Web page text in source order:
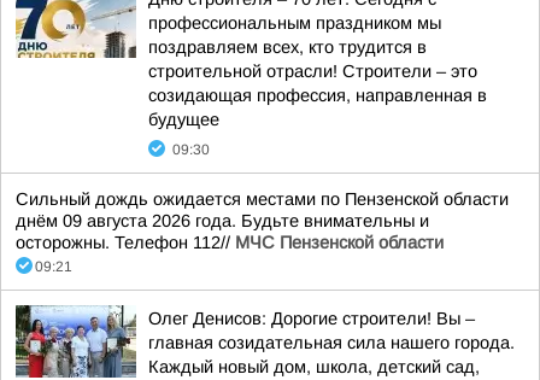
профессиональным праздником мы
поздравляем всех, кто трудится в
строительной отрасли! Строители – это
созидающая профессия, направленная в
будущее
09:30
Сильный дождь ожидается местами по Пензенской области
днём 09 августа 2026 года. Будьте внимательны и
осторожны. Телефон 112// МЧС Пензенской области
09:21
Олег Денисов: Дорогие строители! Вы –
главная созидательная сила нашего города.
Каждый новый дом, школа, детский сад,